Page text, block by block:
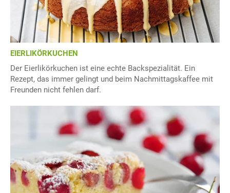
EIERLIKÖRKUCHEN
Der Eierlikörkuchen ist eine echte Backspezialität. Ein
Rezept, das immer gelingt und beim Nachmittagskaffee mit
Freunden nicht fehlen darf.